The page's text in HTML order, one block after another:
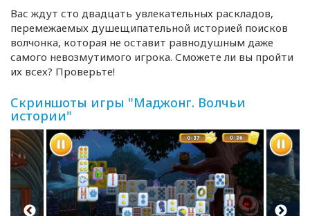
Вас ждут сто двадцать увлекательных раскладов,
перемежаемых душещипательной историей поисков
волчонка, которая не оставит равнодушным даже
самого невозмутимого игрока. Сможете ли вы пройти
их всех? Проверьте!
Скриншоты игры "Маджонг. Волчьи
истории"